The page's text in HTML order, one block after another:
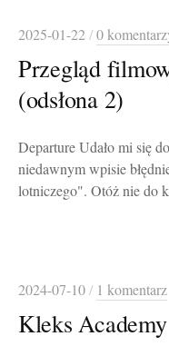
2025-01-22/0
Przegląd
(odsłona 2)
Departure Udało mi się
niedawnym wpisie
lotniczego". Otóż nie do
2024-07-10/ 1 komentarz
Kleks Academy